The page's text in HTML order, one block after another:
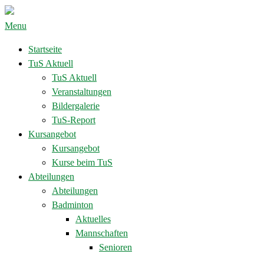
Menu
Startseite
TuS Aktuell
TuS Aktuell
Veranstaltungen
Bildergalerie
TuS-Report
Kursangebot
Kursangebot
Kurse beim TuS
Abteilungen
Abteilungen
Badminton
Aktuelles
Mannschaften
Senioren